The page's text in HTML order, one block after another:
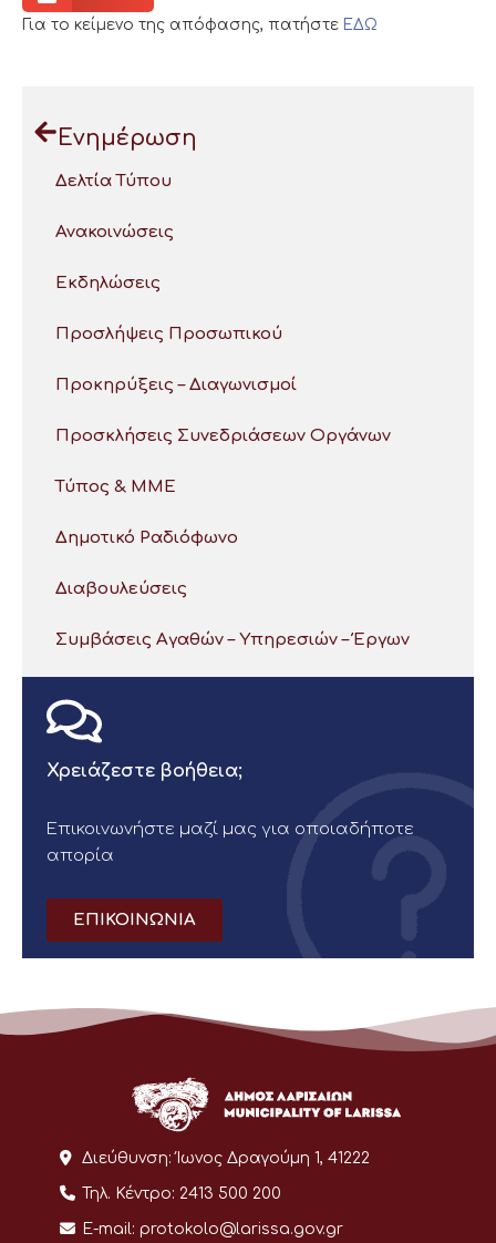
Για το κείμενο της απόφασης, πατήστε ΕΔΩ
Ενημέρωση
Δελτία Τύπου
Ανακοινώσεις
Εκδηλώσεις
Προσλήψεις Προσωπικού
Προκηρύξεις – Διαγωνισμοί
Προσκλήσεις Συνεδριάσεων Οργάνων
Τύπος & ΜΜΕ
Δημοτικό Ραδιόφωνο
Διαβουλεύσεις
Συμβάσεις Αγαθών – Υπηρεσιών – Έργων
Χρειάζεστε βοήθεια;
Επικοινωνήστε μαζί μας για οποιαδήποτε
απορία
ΕΠΙΚΟΙΝΩΝΙΑ
Διεύθυνση: Ίωνος Δραγούμη 1, 41222
Τηλ. Κέντρο: 2413 500 200
E-mail: protokolo@larissa.gov.gr